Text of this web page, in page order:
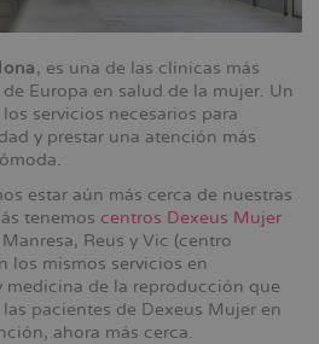
, es una de las clínicas más
Europa en salud de la mujer. Un
servicios necesarios para
y prestar una atención más
estar aún más cerca de nuestras
tenemos centros Dexeus Mujer
Reus y Vic (centro
los mismos servicios en
de la reproducción que
pacientes de Dexeus Mujer en
ahora más cerca.